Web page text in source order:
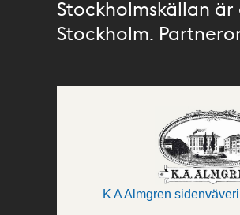
Stockholmskällan
Stockholm.
K A Almgren